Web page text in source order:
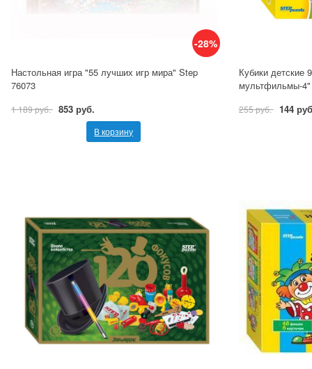
-28%
Настольная игра "55 лучших игр мира" Step
76073
1 189 руб. 853 руб.
В корзину
Кубики
мультфильмы-4"
255 руб. 144